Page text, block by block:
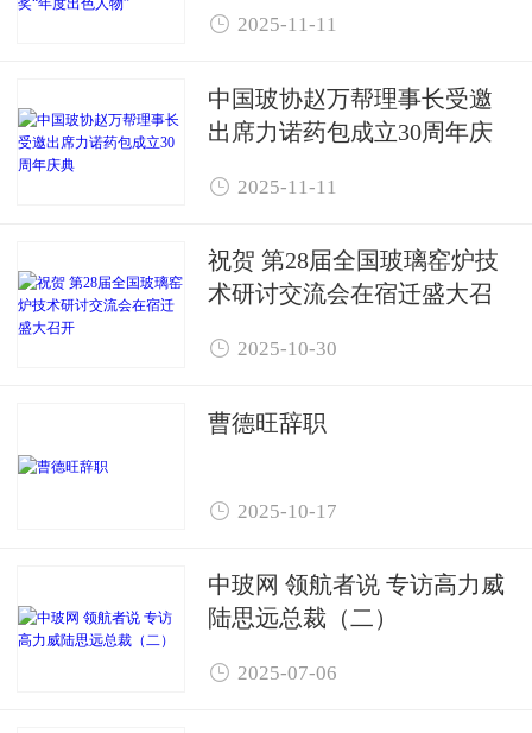
 2025-11-11
中国玻协赵万帮理事长受邀
出席力诺药包成立30周年庆
 2025-11-11
祝贺 第28届全国玻璃窑炉技
术研讨交流会在宿迁盛大召
 2025-10-30
曹德旺辞职
 2025-10-17
中玻网 领航者说 专访高力威
陆思远总裁（二）
 2025-07-06